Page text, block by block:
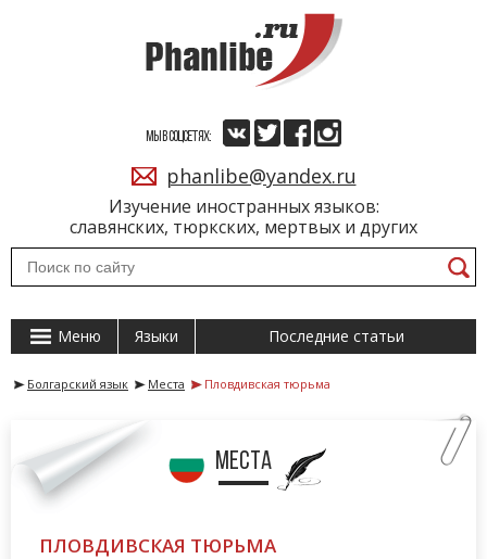
Изучение иностранных языков:
славянских, тюркских, мертвых и других
МЫ В СОЦСЕТЯХ:
phanlibe@yandex.ru
Меню Языки Последние статьи
Болгарский язык Места Пловдивская тюрьма
Места
ПЛОВДИВСКАЯ ТЮРЬМА